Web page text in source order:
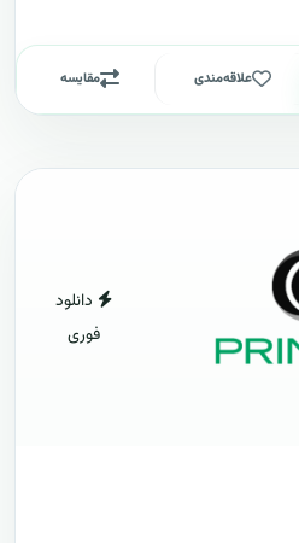
علاقه‌مندی مقایسه
دانلود
فوری